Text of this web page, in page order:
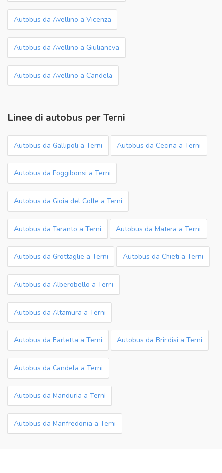
Autobus da Avellino a Vicenza
Autobus da Avellino a Giulianova
Autobus da Avellino a Candela
Linee di autobus per Terni
Autobus da Gallipoli a Terni Autobus da Cecina a Terni
Autobus da Poggibonsi a Terni
Autobus da Gioia del Colle a Terni
Autobus da Taranto a Terni Autobus da Matera a Terni
Autobus da Grottaglie a Terni Autobus da Chieti a Terni
Autobus da Alberobello a Terni
Autobus da Altamura a Terni
Autobus da Barletta a Terni Autobus da Brindisi a Terni
Autobus da Candela a Terni
Autobus da Manduria a Terni
Autobus da Manfredonia a Terni